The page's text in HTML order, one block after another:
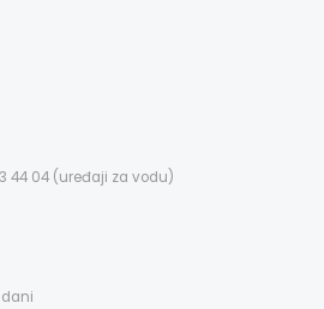
44 04 (uređaji za vodu)